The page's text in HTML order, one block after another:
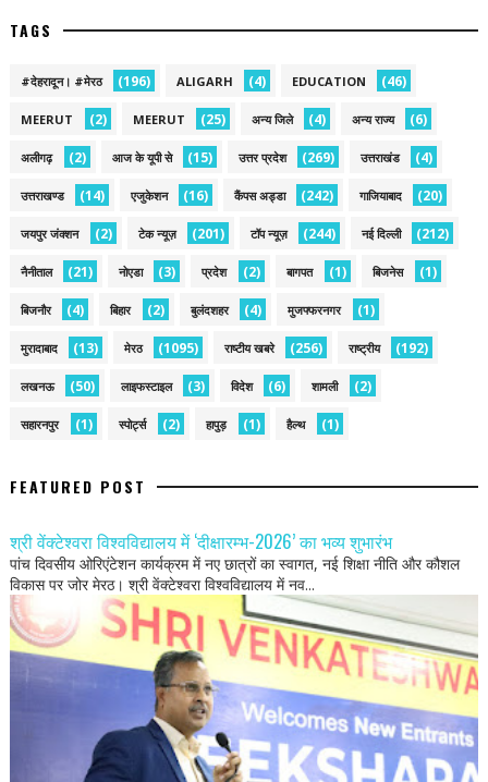
TAGS
#देहरादून। #मेरठ (196) ALIGARH (4) EDUCATION (46)
MEERUT (2) MEERUT (25) अन्य जिले (4) अन्य राज्य (6)
अलीगढ़ (2) आज के यूपी से (15) उत्तर प्रदेश (269) उत्तराखंड (4)
उत्तराखण्ड (14) एजुकेशन (16) कैंपस अड्डा (242) गाजियाबाद (20)
जयपुर जंक्शन (2) टेक न्यूज़ (201) टॉप न्यूज़ (244) नई द‍िल्ली (212)
नैनीताल (21) नोएडा (3) प्रदेश (2) बागपत (1) बिजनेस (1)
बिजनौर (4) बिहार (2) बुलंदशहर (4) मुजफ्फरनगर (1)
मुरादाबाद (13) मेरठ (1095) राष्टीय खबरे (256) राष्ट्रीय (192)
लखनऊ (50) लाइफस्टाइल (3) विदेश (6) शामली (2)
सहारनपुर (1) स्पोर्ट्स (2) हापुड़ (1) हैल्थ (1)
FEATURED POST
श्री वेंक्टेश्वरा विश्वविद्यालय में ‘दीक्षारम्भ-2026’ का भव्य शुभारंभ
पांच दिवसीय ओरिएंटेशन कार्यक्रम में नए छात्रों का स्वागत, नई शिक्षा नीति और कौशल
विकास पर जोर मेरठ। श्री वेंक्टेश्वरा विश्वविद्यालय में नव...